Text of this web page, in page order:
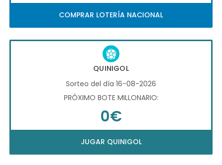
COMPRAR LOTERÍA NACIONAL
QUINIGOL
Sorteo del día 16-08-2026
PRÓXIMO BOTE MILLONARIO:
0€
JUGAR QUINIGOL